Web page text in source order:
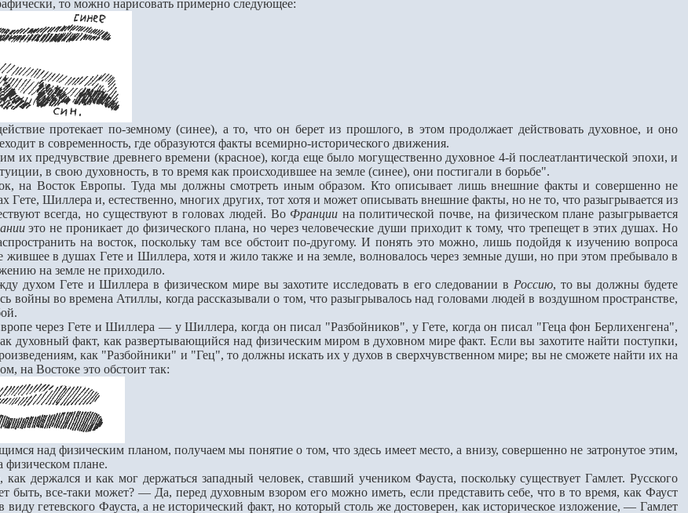
то можно нарисовать примерно следующее:
протекает по-земному (синее), а то, что он берет из прошлого, в этом продолжает действовать духовное, и оно
в современность, где образуются факты всемирно-исторического движения.
предчувствие древнего времени (красное), когда ещe было могущественно духовное 4-й послеатлантической эпохи, и
в свою духовность, в то время как происходившее на земле (синее), они постигали в борьбе".
на Восток Европы. Туда мы должны смотреть иным образом. Кто описывает лишь внешние факты и совершенно не
Гeте, Шиллера и, естественно, многих других, тот хотя и может описывать внешние факты, но не то, что разыгрывается из
всегда, но существуют в головах людей. Во Франции на политической почве, на физическом плане разыгрывается
это не проникает до физического плана, но через человеческие души приходит к тому, что трепещет в этих душах. Но
на восток, поскольку там всe обстоит по-другому. И понять это можно, лишь подойдя к изучению вопроса
жившее в душах Гeте и Шиллера, хотя и жило также и на земле, волновалось через земные души, но при этом пребывало в
на земле не приходило.
духом Гeте и Шиллера в физическом мире вы захотите исследовать в его следовании в Россию, то вы должны будете
войны во времена Атиллы, когда рассказывали о том, что разыгрывалось над головами людей в воздушном пространстве,
через Гeте и Шиллера — у Шиллера, когда он писал "Разбойников", у Гeте, когда он писал "Геца фон Берлихенгена",
духовный факт, как развeртывающийся над физическим миром в духовном мире факт. Если вы захотите найти поступки,
как "Разбойники" и "Гец", то должны искать их у духов в сверхчувственном мире; вы не сможете найти их на
на Востоке это обстоит так:
над физическим планом, получаем мы понятие о том, что здесь имеет место, а внизу, совершенно не затронутое этим,
физическом плане.
держался и как мог держаться западный человек, ставший учеником Фауста, поскольку существует Гамлет. Русского
быть, всe-таки может? — Да, перед духовным взором его можно иметь, если представить себе, что в то время, как Фауст
гeтевского Фауста, а не исторический факт, но который столь же достоверен, как историческое изложение, — Гамлет